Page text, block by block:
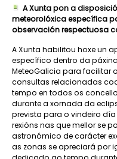
A Xunta pon a
meteorolóxica específica
observación respectuosa
A Xunta habilitou hoxe un
específico dentro da
MeteoGalicia para facilitar
consultas relacionadas
tempo en todos os
durante a xornada da
prevista para o vindeiro
rexións nas que mellor se
astronómico de carácter
as zonas se apreciará por